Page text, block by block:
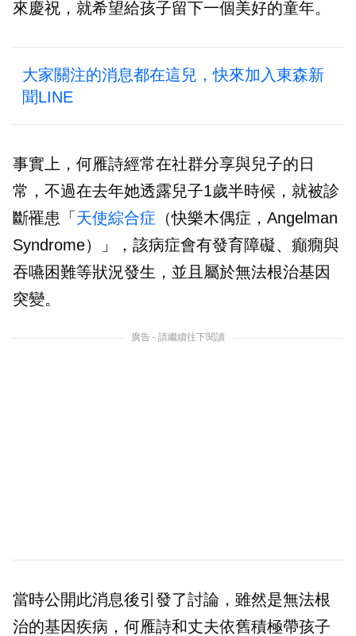
來慶祝，就希望給孩子留下一個美好的童年。
大家關注的消息都在這兒，快來加入東森新
聞LINE
事實上，何雁詩經常在社群分享與兒子的日
常，不過在去年她透露兒子1歲半時候，就被診
斷罹患「 天使綜合症 （快樂木偶症，Angelman
Syndrome）」，該病症會有發育障礙、癲癇與
吞嚥困難等狀況發生，並且屬於無法根治基因
突變。
廣告 - 請繼續往下閱讀
當時公開此消息後引發了討論，雖然是無法根
治的基因疾病，何雁詩和丈夫依舊積極帶孩子